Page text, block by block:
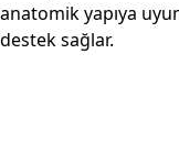
anatomik yapıya
destek sağlar.